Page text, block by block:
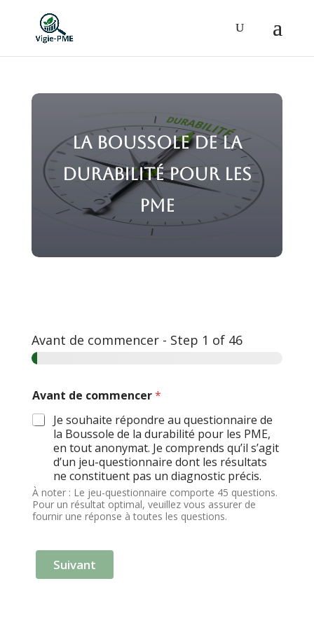
La Boussole de la
durabilité pour les
PME
Avant de commencer- Step 1 of 46
Avant de commencer*
Je souhaite répondre au questionnaire de
la Boussole de la durabilité pour les PME,
en tout anonymat. Je comprends qu’il s’agit
d’un jeu-questionnaire dont les résultats
ne constituent pas un diagnostic précis.
À noter : Le jeu-questionnaire comporte 45 questions.
Pour un résultat optimal, veuillez vous assurer de
fournir une réponse à toutes les questions.
Suivant